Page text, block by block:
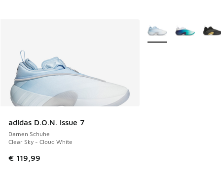
adidas D.O.N. Issue 7
Damen Schuhe
Clear Sky - Cloud White
€ 119,99
Weitere Farben